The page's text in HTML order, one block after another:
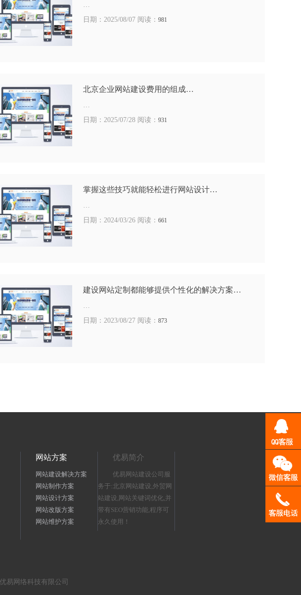
…
日期：2025/08/07 阅读： 981
北京企业网站建设费用的组成…
…
日期：2025/07/28 阅读： 931
掌握这些技巧就能轻松进行网站设计…
…
日期：2024/03/26 阅读： 661
建设网站定制都能够提供个性化的解决方案…
…
日期：2023/08/27 阅读： 873
网站方案
网站建设解决方案
网站制作方案
网站设计方案
网站改版方案
网站维护方案
优易简介
优易网站建设公司服
务于:北京网站建设,外贸网
站建设,网站关键词优化,并
带有SEO营销功能,程序可
永久使用！
易网络科技有限公司